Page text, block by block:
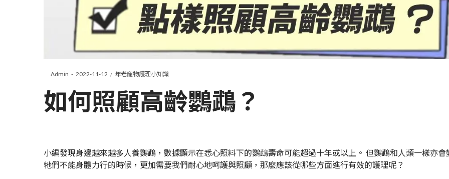
ByAdmin
Posted
2022-11-12
Posted
年老寵物護理小知識
如何照顧高齡鸚鵡？
小編發現身邊越來越多人養鸚鵡，數據顯示在悉心照料下的鸚鵡壽命可能超過十年或以上。 但鸚鵡和人類一樣亦會
牠們不能身體力行的時候，更加需要我們耐心地呵護與照顧，那麼應該從哪些方面進行有效的護理呢？